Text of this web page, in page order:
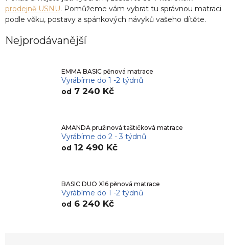
prodejně USNU. Pomůžeme vám vybrat tu správnou matraci
podle věku, postavy a spánkových návyků vašeho dítěte.
Nejprodávanější
EMMA BASIC pěnová matrace
Vyrábíme do 1 -2 týdnů
od 7 240 Kč
AMANDA pružinová taštičková matrace
Vyrábíme do 2 - 3 týdnů
od 12 490 Kč
BASIC DUO X16 pěnová matrace
Vyrábíme do 1 -2 týdnů
od 6 240 Kč